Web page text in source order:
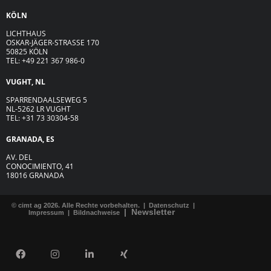
KÖLN
LICHTHAUS
OSKAR-JÄGER-STRASSE 170
50825 KÖLN
TEL: +49 221 367 986-0
VUGHT, NL
SPARRENDAALSEWEG 5
NL-5262 LR VUGHT
TEL: +31 73 30304-58
GRANADA, ES
AV. DEL
CONOCIMIENTO, 41
18016 GRANADA
© cimt ag 2026. Alle Rechte vorbehalten. | Datenschutz |
Impressum
| Bildnachweise | Newsletter
a
n
i
i